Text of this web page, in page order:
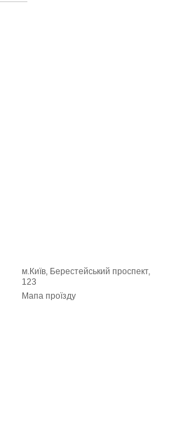
м.Київ, Берестейський проспект,
123
Мапа проїзду